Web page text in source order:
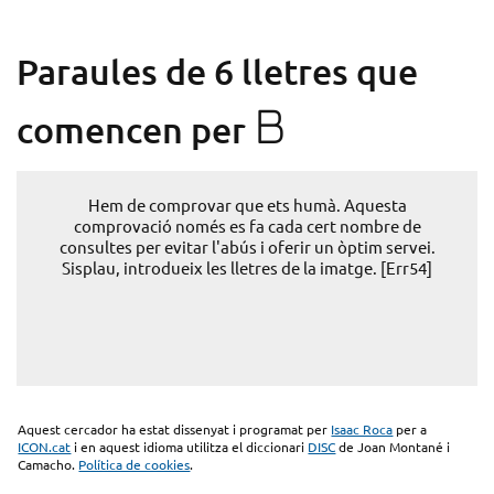
Paraules de 6 lletres que
comencen per B
Hem de comprovar que ets humà. Aquesta
comprovació només es fa cada cert nombre de
consultes per evitar l'abús i oferir un òptim servei.
Sisplau, introdueix les lletres de la imatge. [Err54]
Aquest cercador ha estat dissenyat i programat per Isaac Roca per a
ICON.cat i en aquest idioma utilitza el diccionari DISCde Joan Montané i
Camacho. Política de cookies.